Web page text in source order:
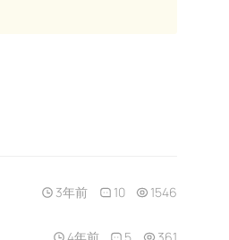
3年前 10 1546